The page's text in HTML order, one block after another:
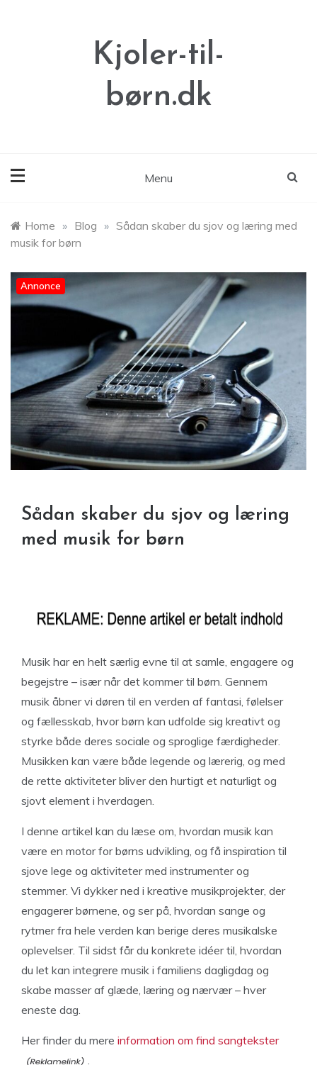
Kjoler-til-
børn.dk
Menu
Home » Blog » Sådan skaber du sjov og læring med
musik for børn
Annonce
Sådan skaber du sjov og læring
med musik for børn
Musik har en helt særlig evne til at samle, engagere og
begejstre – især når det kommer til børn. Gennem
musik åbner vi døren til en verden af fantasi, følelser
og fællesskab, hvor børn kan udfolde sig kreativt og
styrke både deres sociale og sproglige færdigheder.
Musikken kan være både legende og lærerig, og med
de rette aktiviteter bliver den hurtigt et naturligt og
sjovt element i hverdagen.
I denne artikel kan du læse om, hvordan musik kan
være en motor for børns udvikling, og få inspiration til
sjove lege og aktiviteter med instrumenter og
stemmer. Vi dykker ned i kreative musikprojekter, der
engagerer børnene, og ser på, hvordan sange og
rytmer fra hele verden kan berige deres musikalske
oplevelser. Til sidst får du konkrete idéer til, hvordan
du let kan integrere musik i familiens dagligdag og
skabe masser af glæde, læring og nærvær – hver
eneste dag.
Her finder du mere information om find sangtekster